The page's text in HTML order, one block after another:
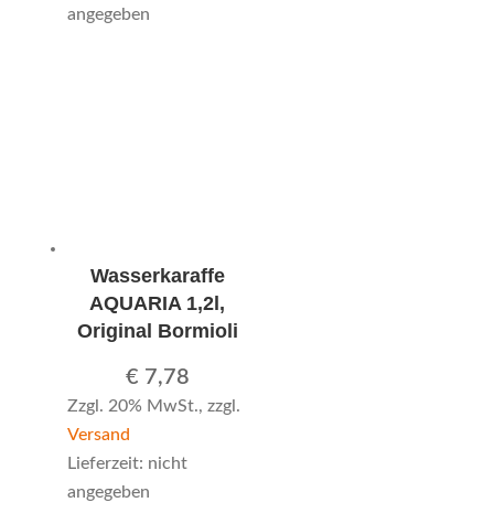
angegeben
Wasserkaraffe
AQUARIA 1,2l,
Original Bormioli
€ 7,78
Zzgl. 20% MwSt., zzgl.
Versand
Lieferzeit: nicht
angegeben